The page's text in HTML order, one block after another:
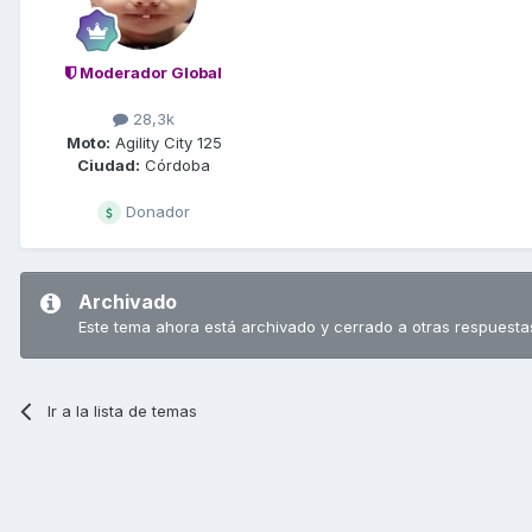
Moderador Global
28,3k
Moto: Agility City 125
Ciudad: Córdoba
Donador
Archivado
Este tema ahora está archivado y cerrado a otras
Ir a la lista de temas